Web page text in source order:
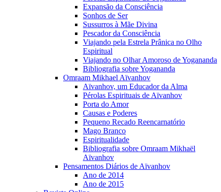
Expansão da Consciência
Sonhos de Ser
Sussurros à Mãe Divina
Pescador da Consciência
Viajando pela Estrela Prânica no Olho
Espiritual
Viajando no Olhar Amoroso de Yogananda
Bibliografia sobre Yogananda
Omraam Mikhael Aïvanhov
Aïvanhov, um Educador da Alma
Pérolas Espirituais de Aïvanhov
Porta do Amor
Causas e Poderes
Pequeno Recado Reencarnatório
Mago Branco
Espiritualidade
Bibliografia sobre Omraam Mikhaël
Aïvanhov
Pensamentos Diários de Aïvanhov
Ano de 2014
Ano de 2015